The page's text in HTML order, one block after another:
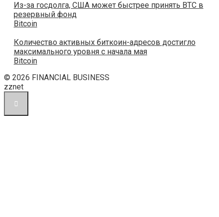
Из-за госдолга, США может быстрее принять BTC в
резервный фонд
Bitcoin
Количество активных биткоин-адресов достигло
максимального уровня с начала мая
Bitcoin
© 2026 FINANCIAL BUSINESS
zznet